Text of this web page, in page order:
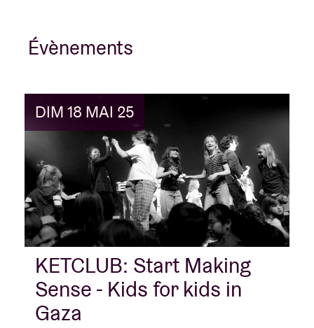
Évènements
DIM 18 MAI 25
KETCLUB: Start Making
Sense - Kids for kids in
Gaza